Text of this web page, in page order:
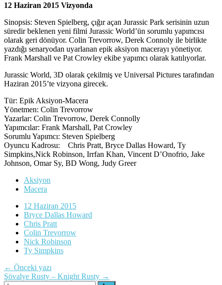
12 Haziran 2015 Vizyonda
Sinopsis: Steven Spielberg, çığır açan Jurassic Park serisinin uzun
süredir beklenen yeni filmi Jurassic World’ün sorumlu yapımcısı
olarak geri dönüyor. Colin Trevorrow, Derek Connoly ile birlikte
yazdığı senaryodan uyarlanan epik aksiyon macerayı yönetiyor.
Frank Marshall ve Pat Crowley ekibe yapımcı olarak katılıyorlar.
Jurassic World, 3D olarak çekilmiş ve Universal Pictures tarafından
Haziran 2015’te vizyona girecek.
Tür: Epik Aksiyon-Macera
Yönetmen: Colin Trevorrow
Yazarlar: Colin Trevorrow, Derek Connolly
Yapımcılar: Frank Marshall, Pat Crowley
Sorumlu Yapımcı: Steven Spielberg
Oyuncu Kadrosu: Chris Pratt, Bryce Dallas Howard, Ty
Simpkins,Nick Robinson, Irrfan Khan, Vincent D’Onofrio, Jake
Johnson, Omar Sy, BD Wong, Judy Greer
Aksiyon
Macera
12 Haziran 2015
Bryce Dallas Howard
Chris Pratt
Colin Trevorrow
Nick Robinson
Ty Simpkins
Yazı
dolaşımı
← Önceki yazı
Şövalye Rusty – Knight Rusty →